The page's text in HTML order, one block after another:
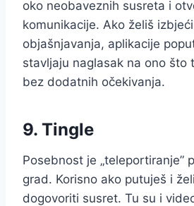
oko neobaveznih susreta i
komunikacije. Ako želiš
objašnjavanja, aplikacije
stavljaju naglasak na ono što
bez dodatnih očekivanja.
9. Tingle
Posebnost je „teleportiranje”
grad. Korisno ako putuješ i
dogovoriti susret. Tu su i